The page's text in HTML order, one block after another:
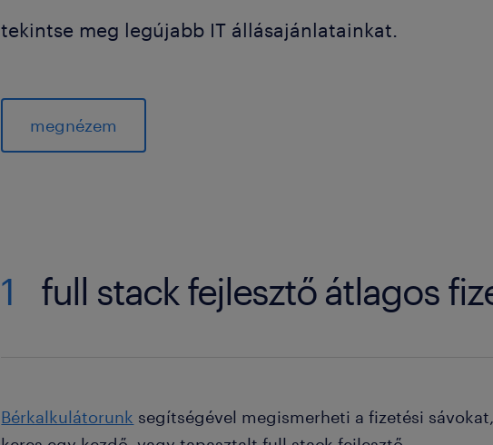
tekintse meg legújabb IT állásajánlatainkat.
megnézem
1 full stack fejlesztő átlagos
Bérkalkulátorunk segítségével megismerheti a fizetési